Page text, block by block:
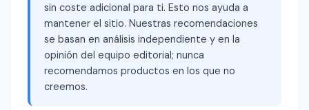
sin coste adicional para ti. Esto nos ayuda a
mantener el sitio. Nuestras recomendaciones
se basan en análisis independiente y en la
opinión del equipo editorial; nunca
recomendamos productos en los que no
creemos.